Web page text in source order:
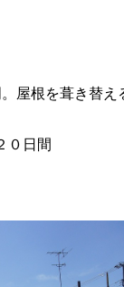
屋根を葺き替
０日間